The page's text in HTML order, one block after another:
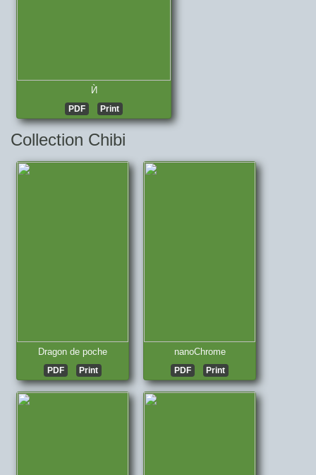
Ѝ
PDF Print
Collection Chibi
Dragon de poche
PDF Print
nanoChrome
PDF Print